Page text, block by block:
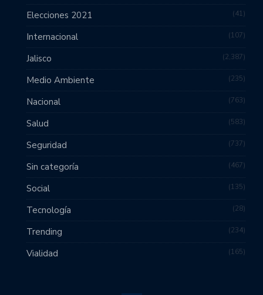
Elecciones 2021 41
Internacional 107
Jalisco 2,387
Medio Ambiente 235
Nacional 763
Salud 583
Seguridad 737
Sin categoría 467
Social 135
Tecnología 28
Trending 234
Vialidad 165